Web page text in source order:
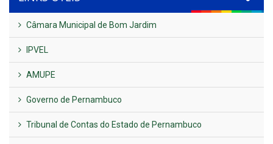
Câmara Municipal de Bom Jardim
IPVEL
AMUPE
Governo de Pernambuco
Tribunal de Contas do Estado de Pernambuco